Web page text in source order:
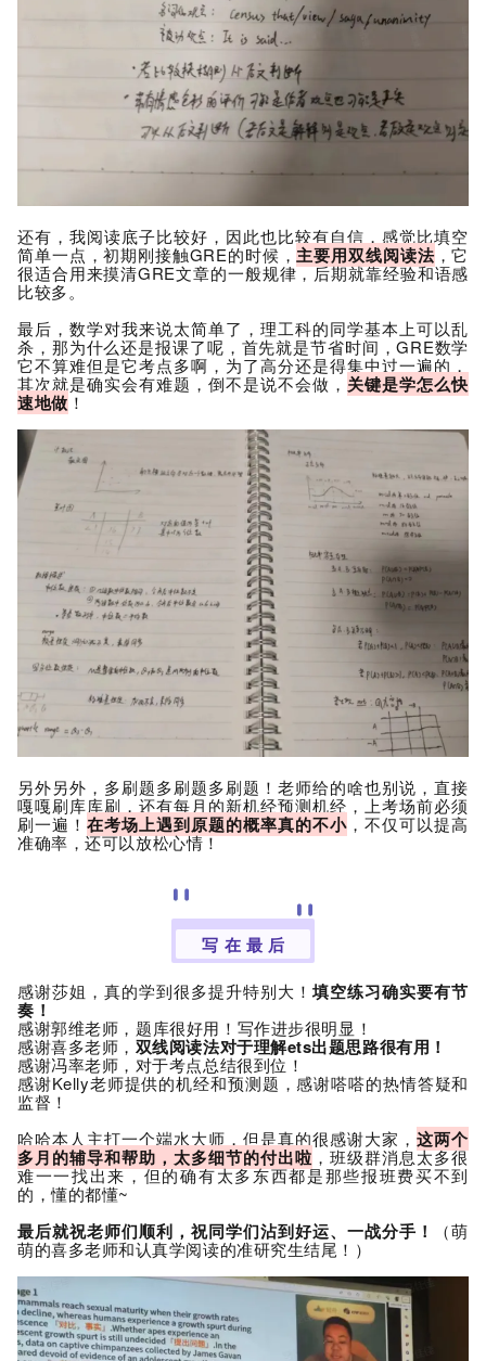
还有，我阅读底子比较好，因此也比较有自信，感觉比填空
简单一点，初期刚接触GRE的时候 ， 主要用双线阅读法，它
很适合用来摸清GRE文章的一般规律，后期就靠经验和语感
比较多。
最后，数学对我来说太简单了，理工科的同学基本上可以乱
杀，那为什么还是报课了呢，首先就是节省时间，GRE数学
它不算难但是它考点多啊，为了高分还是得集中过一遍的，
其次就是确实会有难题，倒不是说不会做， 关键是学怎么快
速地做 ！
另外另外，多刷题多刷题多刷题！老师给的啥也别说，直接
嘎嘎刷库库刷，还有每月的新机经预测机经，上考场前必须
刷一遍！在考场上遇到原题的概率真的不小 ，不仅可以提高
准确率，还可以放松心情！
写 在 最 后
感谢莎姐，真的学到很多提升特别大！填空练习确实要有节
奏！
感谢郭维老师，题库很好用！写作进步很明显！
感谢喜多老师， 双线阅读法对于理解ets出题思路很有用！
感谢冯率老师，对于考点总结很到位！
感谢Kelly老师提供的机经和预测题，感谢嗒嗒的热情答疑和
监督！
哈哈本人主打一个端水大师，但是真的很感谢大家，这两个
多月的辅导和帮助，太多细节的付出啦 ，班级群消息太多很
难一一找出来，但的确有太多东西都是那些报班费买不到
的，懂的都懂~
最后就祝老师们顺利，祝同学们沾到好运、一战分手！
（萌
萌的喜多老师和认真学阅读的准研究生结尾！）